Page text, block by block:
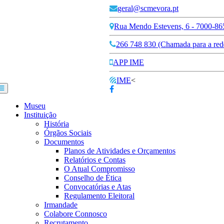
geral@scmevora.pt
Rua Mendo Estevens, 6 - 7000-
266 748 830 (Chamada para a
APP IME
IME<
Museu
Instituição
História
Órgãos Sociais
Documentos
Planos de Atividades e Orçamentos
Relatórios e Contas
O Atual Compromisso
Conselho de Ética
Convocatórias e Atas
Regulamento Eleitoral
Irmandade
Colabore Connosco